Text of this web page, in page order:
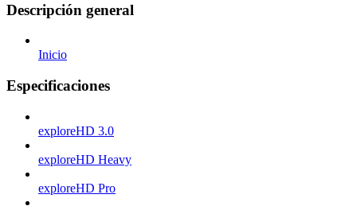
Descripción general
Inicio
Especificaciones
exploreHD 3.0
exploreHD Heavy
exploreHD Pro